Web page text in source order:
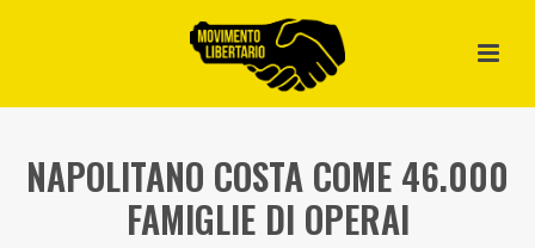
NAPOLITANO COSTA COME 46.000
FAMIGLIE DI OPERAI